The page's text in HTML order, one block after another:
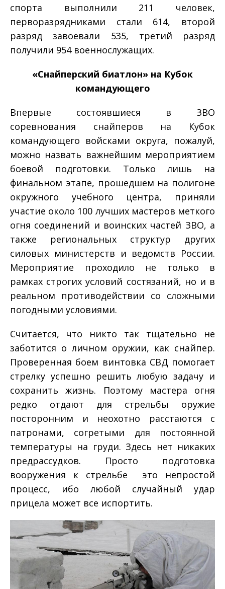
спорта выполнили 211 человек,
перворазрядниками стали 614, второй
разряд завоевали 535, третий разряд
получили 954 военнослужащих.
«Снайперский биатлон» на Кубок
командующего
Впервые состоявшиеся в ЗВО
соревнования снайперов на Кубок
командующего войсками округа, пожалуй,
можно назвать важнейшим мероприятием
боевой подготовки. Только лишь на
финальном этапе, прошедшем на полигоне
окружного учебного центра, приняли
участие около 100 лучших мастеров меткого
огня соединений и воинских частей ЗВО, а
также региональных структур других
силовых министерств и ведомств России.
Мероприятие проходило не только в
рамках строгих условий состязаний, но и в
реальном противодействии со сложными
погодными условиями.
Считается, что никто так тщательно не
заботится о личном оружии, как снайпер.
Проверенная боем винтовка СВД помогает
стрелку успешно решить любую задачу и
сохранить жизнь. Поэтому мастера огня
редко отдают для стрельбы оружие
посторонним и неохотно расстаются с
патронами, согретыми для постоянной
температуры на груди. Здесь нет никаких
предрассудков. Просто подготовка
вооружения к стрельбе ­ это непростой
процесс, ибо любой случайный удар
прицела может все испортить.